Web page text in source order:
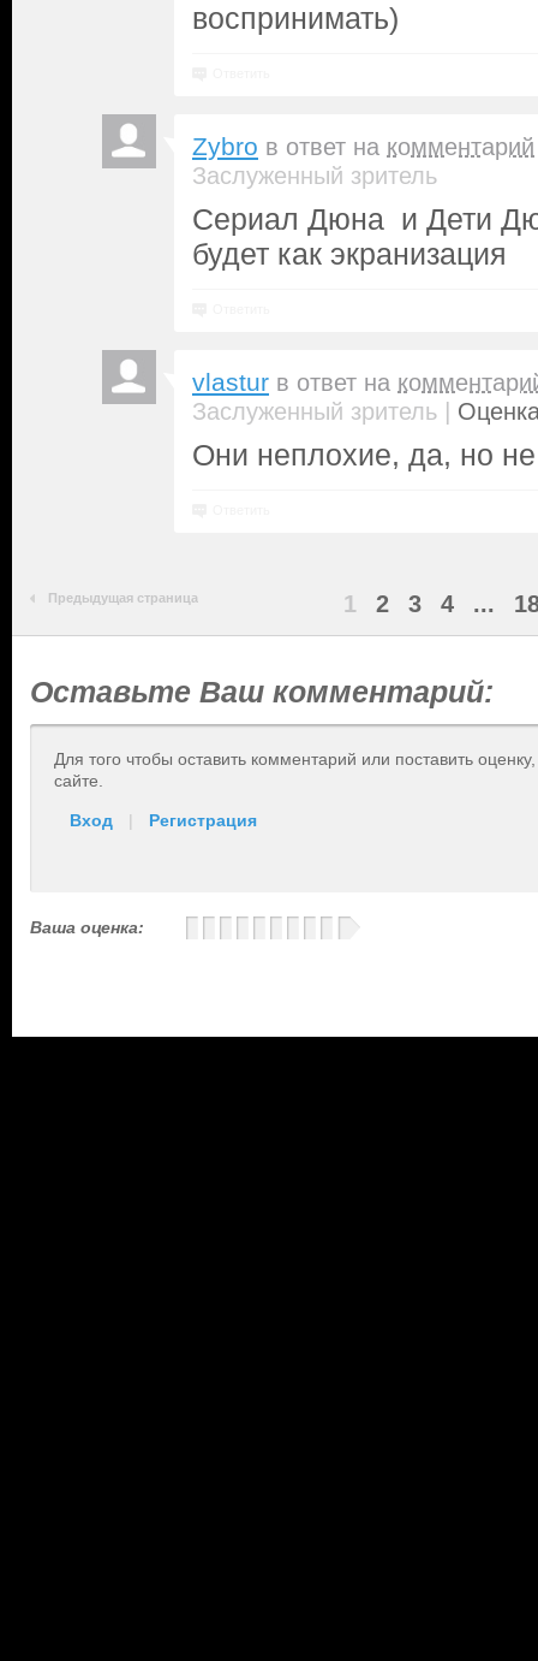
воспринимать)
Zybro в ответ на комментарий
Заслуженный зритель
Сериал Дюна и Дети
будет как экранизация
vlastur в ответ на
Заслуженный зритель |
Они неплохие, да, но не
Предыдущая страница 1 2 3 4 ...
Оставьте Ваш комментарий:
Для того чтобы оставить комментарий или поставить
сайте.
Вход | Регистрация
Ваша оценка: